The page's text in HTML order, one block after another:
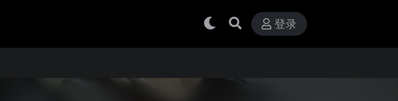
登录